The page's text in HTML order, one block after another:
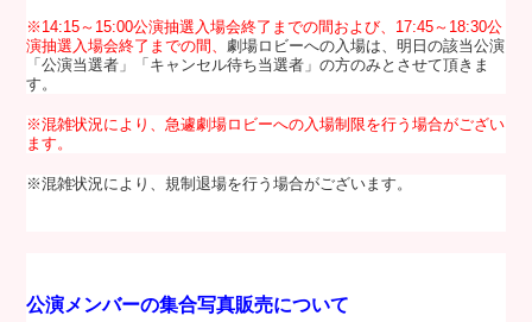
※ 14:15～15:00公演抽選入場会終了までの間および、 17:45～18:30公
演抽選入場会終了までの間、 劇場ロビーへの入場は、明日の該当公演
「公演当選者」「キャンセル待ち当選者」の方のみとさせて頂きま
す。
※混雑状況により、急遽劇場ロビーへの入場制限を行う場合がござい
ます。
※混雑状況により、規制退場を行う場合がございます。
公演メンバーの集合写真販売について